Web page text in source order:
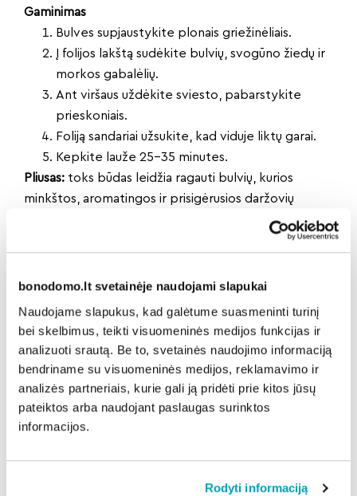
bonodomo.lt svetainėje naudojami slapukai
Naudojame slapukus, kad galėtume suasmeninti turinį
bei skelbimus, teikti visuomeninės medijos funkcijas ir
analizuoti srautą. Be to, svetainės naudojimo informaciją
bendriname su visuomeninės medijos, reklamavimo ir
analizės partneriais, kurie gali ją pridėti prie kitos jūsų
pateiktos arba naudojant paslaugas surinktos
informacijos.
Rodyti informaciją
Gaminimas
Bulves supjaustykite plonais griežinėliais.
Į folijos lakštą sudėkite bulvių, svogūno žiedų ir
morkos gabalėlių.
Ant viršaus uždėkite sviesto, pabarstykite
prieskoniais.
Foliją sandariai užsukite, kad viduje liktų garai.
Kepkite lauže 25–35 minutes.
Pliusas: toks būdas leidžia ragauti bulvių, kurios
minkštos, aromatingos ir prisigėrusios daržovių
Bulvių.
Gaminimas
Nuplautas bulves tiesiog įmeskite į žarijas ar
karštus pelenus.
Kepkite apie 20–30 minučių.
Ištraukę nulupkite apanglėjusią žievelę – vidus
bus kreminis ir kvapnus.